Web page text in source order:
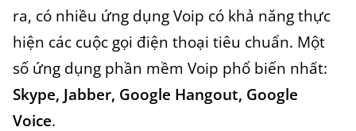
ra, có nhiều ứng dụng Voip có khả năng thực
hiện các cuộc gọi điện thoại tiêu chuẩn. Một
số ứng dụng phần mềm Voip phổ biến nhất:
Skype, Jabber, Google Hangout, Google
Voice.